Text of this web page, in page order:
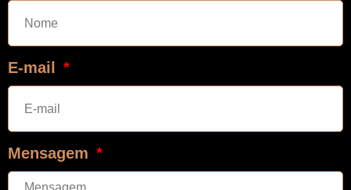
E-mail
Mensagem